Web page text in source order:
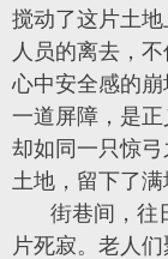
搅动了这片土
人员的离去，
心中安全感的
一道屏障，是正
却如同一只惊
土地，留下了满
街巷间，往
片死寂。老人